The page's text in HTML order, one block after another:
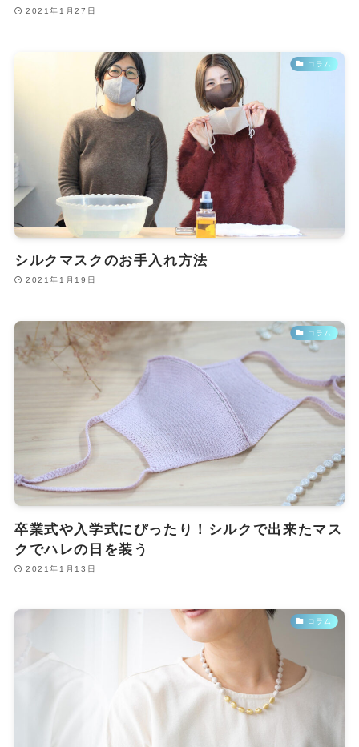
2021年1月27日
コラム
シルクマスクのお手入れ方法
2021年1月19日
コラム
卒業式や入学式にぴったり！シルクで出来たマス
クでハレの日を装う
2021年1月13日
コラム